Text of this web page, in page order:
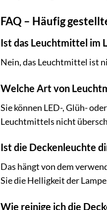
FAQ – Häufig
Ist das Leuchtmittel im
Nein, das Leuchtmittel ist
Welche Art von
Sie können LED-, Glüh-
Leuchtmittels nicht
Ist die Deckenleuchte
Das hängt von dem
Sie die Helligkeit der
Wie reinige ich die